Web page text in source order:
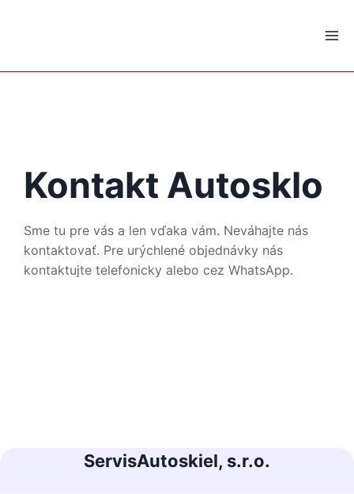
Kontakt Autosklo
Sme tu pre vás a len vďaka vám. Neváhajte nás
kontaktovať. Pre urýchlené objednávky nás
kontaktujte telefonicky alebo cez WhatsApp.
ServisAutoskiel, s.r.o.